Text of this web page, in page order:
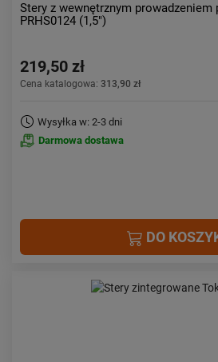
Stery z wewnętrznym prowadzeniem
PRHS0124 (1,5")
219,50 zł
Cena katalogowa: 313,90 zł
Wysyłka w: 2-3 dni
Darmowa dostawa
DO